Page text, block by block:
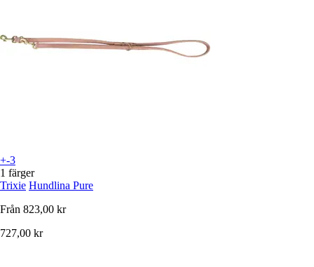
+-3
1 färger
Trixie Hundlina Pure
Från 823,00 kr
727,00 kr